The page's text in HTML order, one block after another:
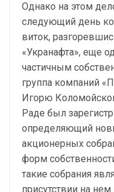
Однако на этом
следующий день
виток,
«Укранафта», еще
частичным
группа компаний
Игорю
Раде был
определяющий
акционерных
форм
такие собрания
присутствии на